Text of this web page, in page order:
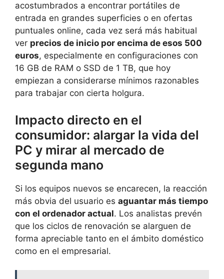
acostumbrados a encontrar portátiles de
entrada en grandes superficies o en ofertas
puntuales online, cada vez será más habitual
ver precios de inicio por encima de esos 500
euros, especialmente en configuraciones con
16 GB de RAM o SSD de 1 TB, que hoy
empiezan a considerarse mínimos razonables
para trabajar con cierta holgura.
Impacto directo en el
consumidor: alargar la vida del
PC y mirar al mercado de
segunda mano
Si los equipos nuevos se encarecen, la reacción
más obvia del usuario es aguantar más tiempo
con el ordenador actual. Los analistas prevén
que los ciclos de renovación se alarguen de
forma apreciable tanto en el ámbito doméstico
como en el empresarial.